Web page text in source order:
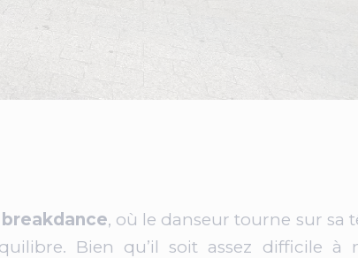
breakdance, où le danseur tourne sur sa
Bien qu’il soit assez difficile à